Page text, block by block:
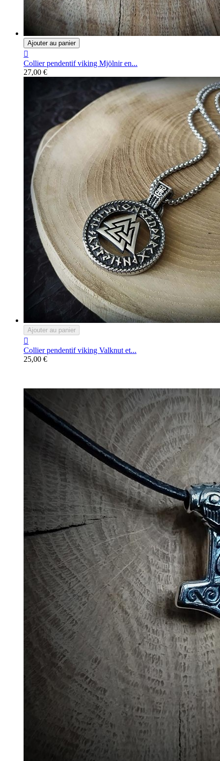
Ajouter au panier

Collier pendentif viking Mjölnir en...
27,00 €
Ajouter au panier

Collier pendentif viking Valknut et...
25,00 €